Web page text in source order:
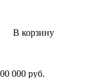
В корзину
000 руб.